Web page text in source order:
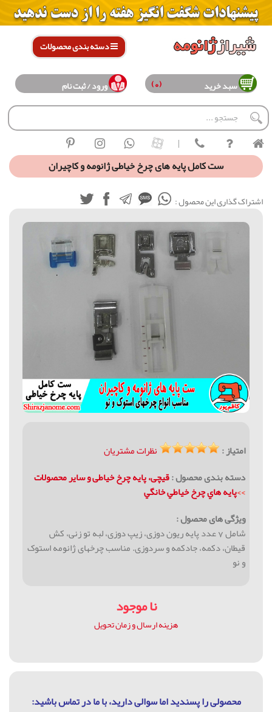
دسته بندی محصولات
سبد خرید (0) ورود / ثبت نام
|
ست کامل پایه های چرخ خیاطی ژانومه و کاچیران
اشتراک گذاری این محصول :
امتیاز :
نظرات مشتریان
دسته بندی محصول :قیچی، پایه چرخ خیاطی و سایر محصولات
>>پايه هاي چرخ خياطي خانگي
ویژگی های محصول :
شامل 7 عدد پایه ریون دوزی، زیپ دوزی، لبه تو زنی، کش
قیطان، دکمه، جادکمه و سردوزی. مناسب چرخهای ژانومه استوک
و نو
نا موجود
هزینه ارسال و زمان تحویل
محصولی را پسندید اما سوالی دارید، با ما در تماس باشيد: